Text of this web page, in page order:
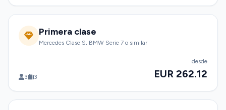
Primera clase
Mercedes Clase S, BMW Serie 7 o similar
3 3
desde
EUR 262.12